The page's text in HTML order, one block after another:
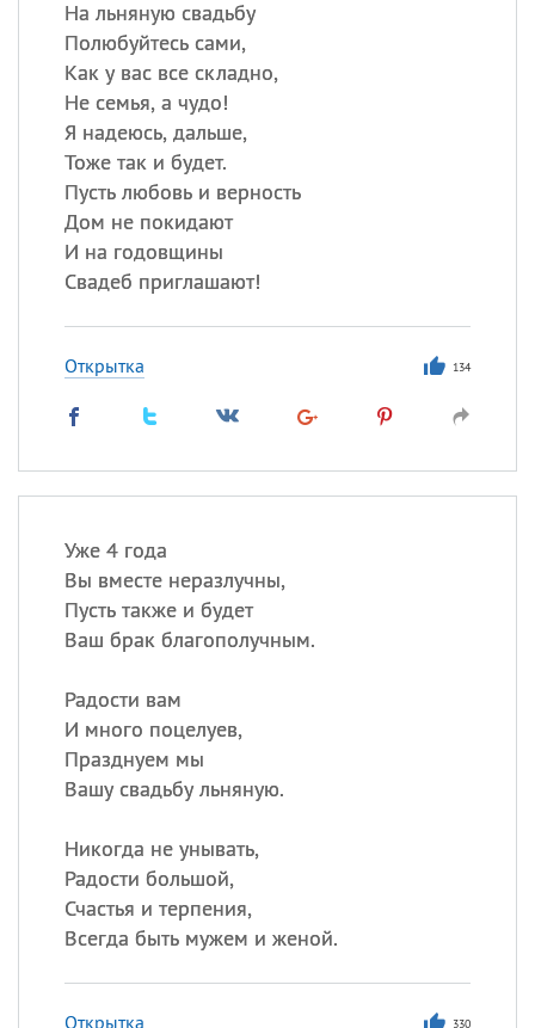
На льняную свадьбу
Полюбуйтесь сами,
Как у вас все складно,
Не семья, а чудо!
Я надеюсь, дальше,
Тоже так и будет.
Пусть любовь и верность
Дом не покидают
И на годовщины
Свадеб приглашают!
Открытка 134
Уже 4 года
Вы вместе неразлучны,
Пусть также и будет
Ваш брак благополучным.
Радости вам
И много поцелуев,
Празднуем мы
Вашу свадьбу льняную.
Никогда не унывать,
Радости большой,
Счастья и терпения,
Всегда быть мужем и женой.
Открытка 330